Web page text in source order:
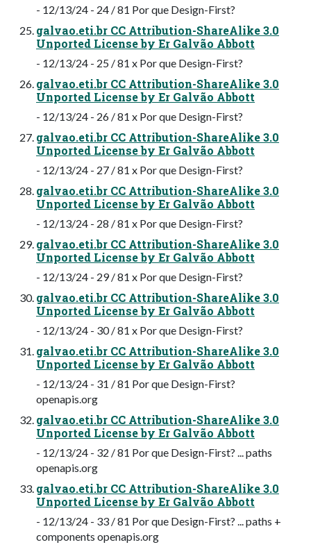
- 12/13/24 - 24 / 81 Por que Design-First?
galvao.eti.br CC Attribution-ShareAlike 3.0
Unported License by Er Galvão Abbott
- 12/13/24 - 25 / 81 x Por que Design-First?
galvao.eti.br CC Attribution-ShareAlike 3.0
Unported License by Er Galvão Abbott
- 12/13/24 - 26 / 81 x Por que Design-First?
galvao.eti.br CC Attribution-ShareAlike 3.0
Unported License by Er Galvão Abbott
- 12/13/24 - 27 / 81 x Por que Design-First?
galvao.eti.br CC Attribution-ShareAlike 3.0
Unported License by Er Galvão Abbott
- 12/13/24 - 28 / 81 x Por que Design-First?
galvao.eti.br CC Attribution-ShareAlike 3.0
Unported License by Er Galvão Abbott
- 12/13/24 - 29 / 81 x Por que Design-First?
galvao.eti.br CC Attribution-ShareAlike 3.0
Unported License by Er Galvão Abbott
- 12/13/24 - 30 / 81 x Por que Design-First?
galvao.eti.br CC Attribution-ShareAlike 3.0
Unported License by Er Galvão Abbott
- 12/13/24 - 31 / 81 Por que Design-First?
openapis.org
galvao.eti.br CC Attribution-ShareAlike 3.0
Unported License by Er Galvão Abbott
- 12/13/24 - 32 / 81 Por que Design-First? ... paths
openapis.org
galvao.eti.br CC Attribution-ShareAlike 3.0
Unported License by Er Galvão Abbott
- 12/13/24 - 33 / 81 Por que Design-First? ... paths +
components openapis.org